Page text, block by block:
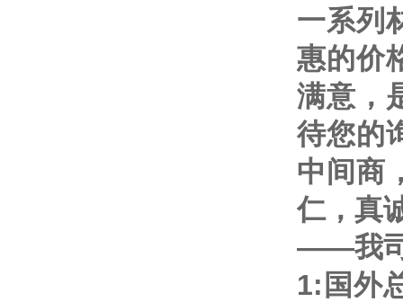
一系列
惠的价
满意，
待您的
中间商
仁，真
——我
1:国外